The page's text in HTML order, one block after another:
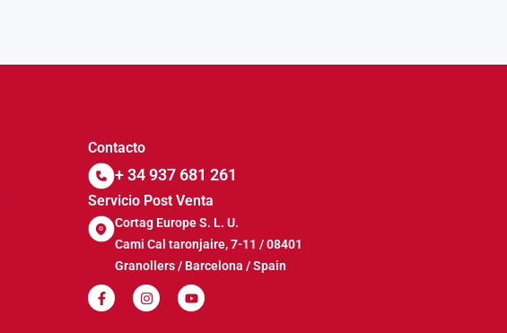
Contacto
+ 34 937 681 261
Servicio Post Venta
Cortag Europe S. L. U.
Cami Cal taronjaire, 7-11 / 08401
Granollers / Barcelona / Spain